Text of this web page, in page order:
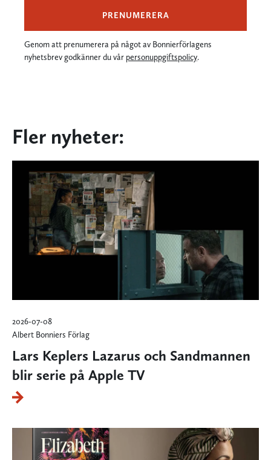
PRENUMERERA
Genom att prenumerera på något av Bonnierförlagens
nyhetsbrev godkänner du vår personuppgiftspolicy.
Fler nyheter:
2026-07-08
Albert Bonniers Förlag
Lars Keplers Lazarus och Sandmannen
blir serie på Apple TV